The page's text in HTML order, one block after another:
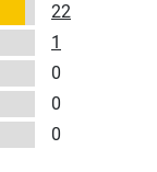
22
1
0
0
0